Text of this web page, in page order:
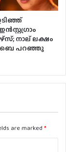
നാല് ലക്ഷം
പറഞ്ഞു
are marked *